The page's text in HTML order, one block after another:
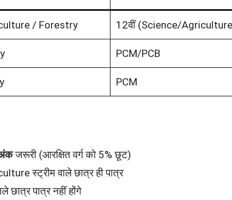
/ Forestry 12वीं (Science/
PCM/PCB
PCM
जरूरी (आरक्षित वर्ग को 5% छूट)
स्ट्रीम वाले छात्र ही पात्र
पात्र नहीं होंगे